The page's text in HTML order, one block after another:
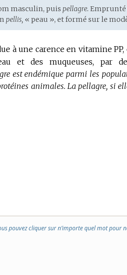
masculin, puispellagre. Emprunté
pellis, « peau », et formé sur le
à une carence en vitamine
et des muqueuses, par
est endémique parmi les
animales. La pellagre, si
pouvez cliquer sur n’importe quel mot pour